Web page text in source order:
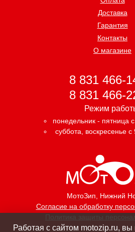
МотоЗип, Нижний
Согласие на обработку
Политика защиты
Доставка
Гарантия
Контакты
О магазине
8 831 466-
8 831 466-
Режим
понедельник - пятница
суббота, воскресенье
Работая с сайтом motozip.ru,